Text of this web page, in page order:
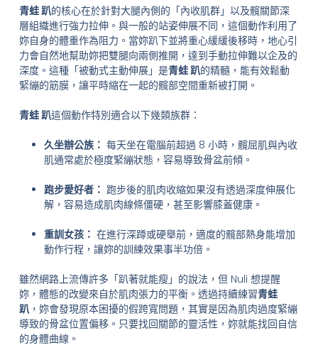
青蛙 趴的核心在於針對大腿內側的「內收肌群」以及髖關節深
層組織進行強力拉伸。與一般的站姿伸展不同，這個動作利用了
妳自身的體重作為阻力。當妳趴下並將重心緩緩後移時，地心引
力會自然地幫助妳把雙腿向兩側推開，達到手動拉伸難以企及的
深度。這種「被動式主動伸展」是青蛙 趴的精髓，能有效鬆動
緊繃的筋膜，讓平時縮在一起的髖部空間重新被打開。
青蛙 趴這個動作特別適合以下幾類族群：
久坐辦公族： 每天坐在電腦前超過 8 小時，髖屈肌與內收
肌通常處於極度緊繃狀態，容易導致骨盆前傾。
跑步愛好者： 跑步後的肌肉收縮如果沒有透過深度伸展化
解，容易造成肌肉線條僵硬，甚至影響膝蓋健康。
重訓女孩： 在進行深蹲或硬舉前，適度的髖部熱身能增加
動作行程，讓妳的訓練效果事半功倍。
雖然網路上流傳許多「趴著就能瘦」的說法，但 Nuli 想提醒
妳，體態的改變來自於肌肉張力的平衡。透過持續練習青蛙
趴，妳會發現原本困擾的假跨寬問題，其實是因為肌肉過度緊繃
導致的骨盆位置偏移。只要找回關節的靈活性，妳就能找回自信
的身體曲線。